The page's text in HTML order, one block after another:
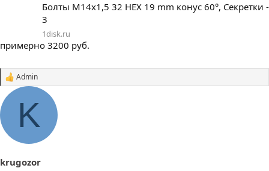
Болты M14x1,5 32 HEX 19 mm конус 60°, Секретки -
3
1disk.ru
примерно 3200 руб.
С
м
т
и
Admin
K
krugozor